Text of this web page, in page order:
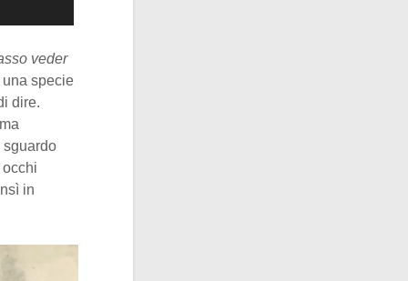
veder
una specie
dire.
sguardo
occhi
in